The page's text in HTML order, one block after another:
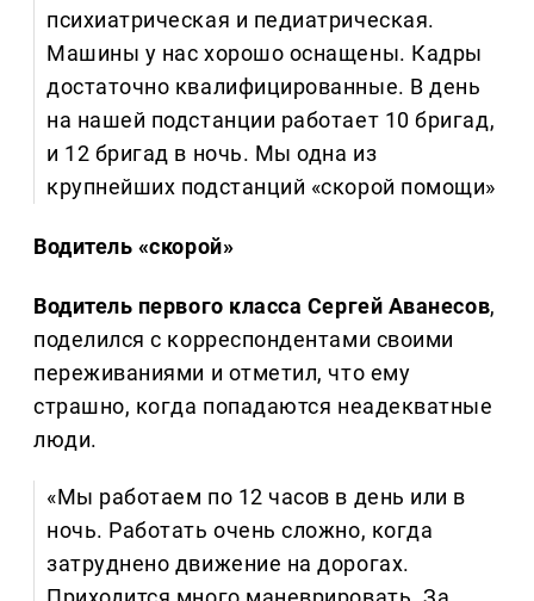
психиатрическая и педиатрическая.
Машины у нас хорошо оснащены. Кадры
достаточно квалифицированные. В день
на нашей подстанции работает 10 бригад,
и 12 бригад в ночь. Мы одна из
крупнейших подстанций «скорой помощи»
Водитель «скорой»
Водитель первого класса Сергей Аванесов,
поделился с корреспондентами своими
переживаниями и отметил, что ему
страшно, когда попадаются неадекватные
люди.
«Мы работаем по 12 часов в день или в
ночь. Работать очень сложно, когда
затруднено движение на дорогах.